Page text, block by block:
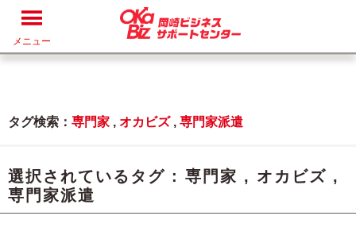
メニュー
タグ検索： 専門家 , オカビズ, 専門家派遣
選択されているタグ : 専門家 , オカビズ ,
専門家派遣